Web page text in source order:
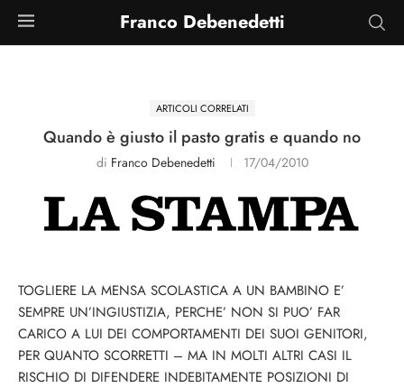
Franco Debenedetti
ARTICOLI CORRELATI
Quando è giusto il pasto gratis e quando no
di Franco Debenedetti 17/04/2010
TOGLIERE LA MENSA SCOLASTICA A UN BAMBINO E’
SEMPRE UN’INGIUSTIZIA, PERCHE’ NON SI PUO’ FAR
CARICO A LUI DEI COMPORTAMENTI DEI SUOI GENITORI,
PER QUANTO SCORRETTI – MA IN MOLTI ALTRI CASI IL
RISCHIO DI DIFENDERE INDEBITAMENTE POSIZIONI DI